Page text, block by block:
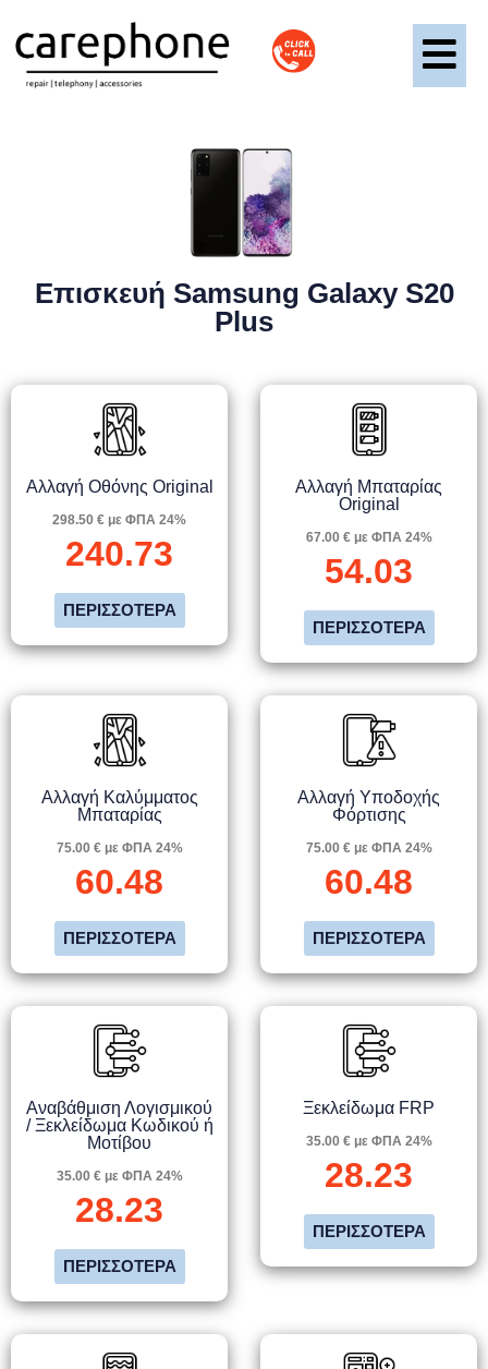
Επισκευή Samsung Galaxy S20
Plus
Αλλαγή Οθόνης Original
298.50 € με ΦΠΑ 24%
240.73
ΠΕΡΙΣΣΌΤΕΡΑ
Αλλαγή Μπαταρίας
Original
67.00 € με ΦΠΑ 24%
54.03
ΠΕΡΙΣΣΌΤΕΡΑ
Αλλαγή Καλύμματος
Μπαταρίας
75.00 € με ΦΠΑ 24%
60.48
ΠΕΡΙΣΣΌΤΕΡΑ
Αλλαγή Υποδοχής
Φόρτισης
75.00 € με ΦΠΑ 24%
60.48
ΠΕΡΙΣΣΌΤΕΡΑ
Αναβάθμιση Λογισμικού
/ Ξεκλείδωμα Κωδικού ή
Μοτίβου
35.00 € με ΦΠΑ 24%
28.23
ΠΕΡΙΣΣΌΤΕΡΑ
Ξεκλείδωμα FRP
35.00 € με ΦΠΑ 24%
28.23
ΠΕΡΙΣΣΌΤΕΡΑ